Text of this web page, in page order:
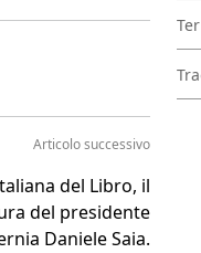
Articolo successivo
del Libro, il
del presidente
Daniele Saia.